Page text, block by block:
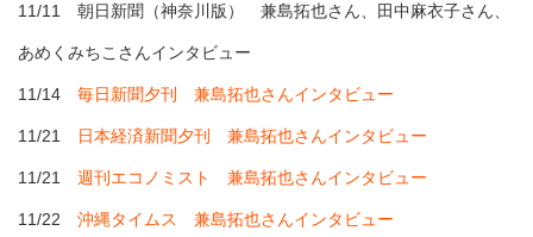
11/11 朝日新聞（神奈川版） 兼島拓也さん、田中麻衣子さん、
あめくみちこさんインタビュー
11/14 毎日新聞夕刊 兼島拓也さんインタビュー
11/21 日本経済新聞夕刊 兼島拓也さんインタビュー
11/21 週刊エコノミスト 兼島拓也さんインタビュー
11/22 沖縄タイムス 兼島拓也さんインタビュー